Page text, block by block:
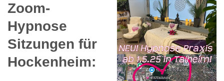
Zoom-
Hypnose
Sitzungen für
Hockenheim: